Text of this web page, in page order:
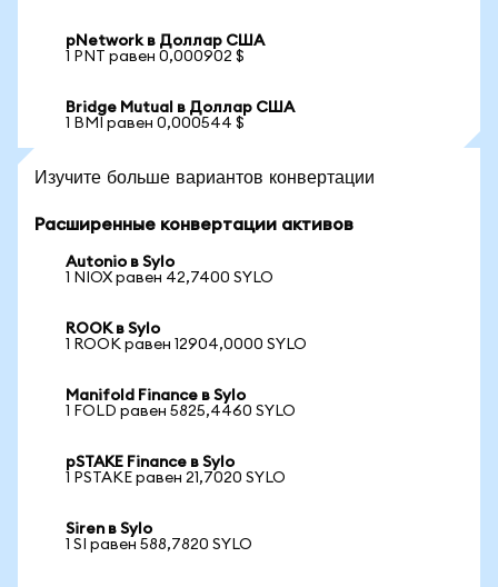
pNetwork в Доллар США
1 PNT равен 0,000902 $
Bridge Mutual в Доллар США
1 BMI равен 0,000544 $
Изучите больше вариантов конвертации
Расширенные конвертации активов
Autonio в Sylo
1 NIOX равен 42,7400 SYLO
ROOK в Sylo
1 ROOK равен 12904,0000 SYLO
Manifold Finance в Sylo
1 FOLD равен 5825,4460 SYLO
pSTAKE Finance в Sylo
1 PSTAKE равен 21,7020 SYLO
Siren в Sylo
1 SI равен 588,7820 SYLO